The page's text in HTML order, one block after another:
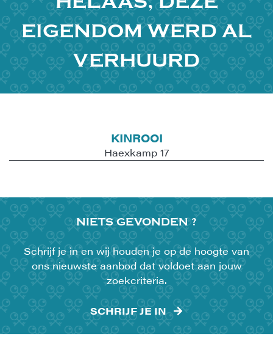
EIGENDOM WERD AL
VERHUURD
KINROOI
Haexkamp 17
NIETSGEVONDEN ?
Schrijf je in en wij houden je op de hoogte van
ons nieuwste aanbod dat voldoet aan jouw
zoekcriteria.
SCHRIJF JE IN